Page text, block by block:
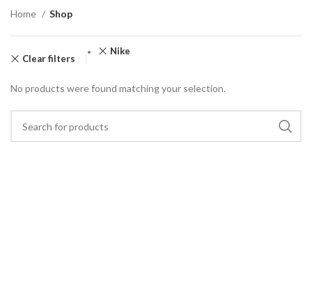
Home Shop
Clear filters
Nike
No products were found matching your selection.